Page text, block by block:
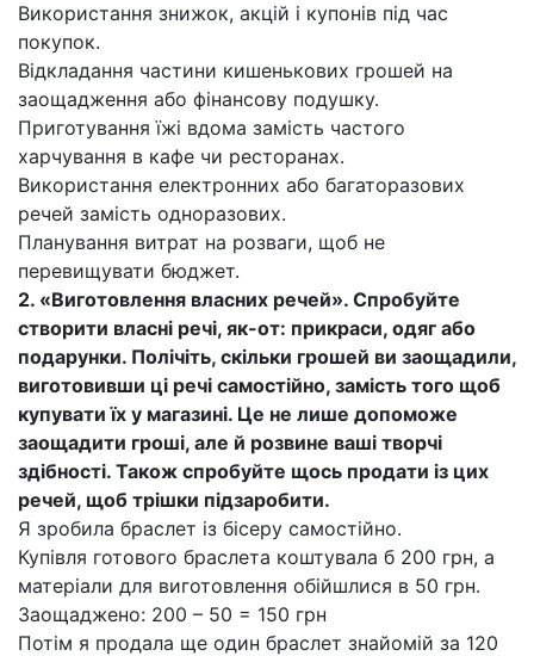
Використання знижок, акцій і купонів під час
покупок.
Відкладання частини кишенькових грошей на
заощадження або фінансову подушку.
Приготування їжі вдома замість частого
харчування в кафе чи ресторанах.
Використання електронних або багаторазових
речей замість одноразових.
Планування витрат на розваги, щоб не
перевищувати бюджет.
2. «Виготовлення власних речей». Спробуйте
створити власні речі, як-от: прикраси, одяг або
подарунки. Полічіть, скільки грошей ви заощадили,
виготовивши ці речі самостійно, замість того щоб
купувати їх у магазині. Це не лише допоможе
заощадити гроші, але й розвине ваші творчі
здібності. Також спробуйте щось продати із цих
речей, щоб трішки підзаробити.
Я зробила браслет із бісеру самостійно.
Купівля готового браслета коштувала б 200 грн, а
матеріали для виготовлення обійшлися в 50 грн.
Заощаджено: 200 – 50 = 150 грн
Потім я продала ще один браслет знайомій за 120